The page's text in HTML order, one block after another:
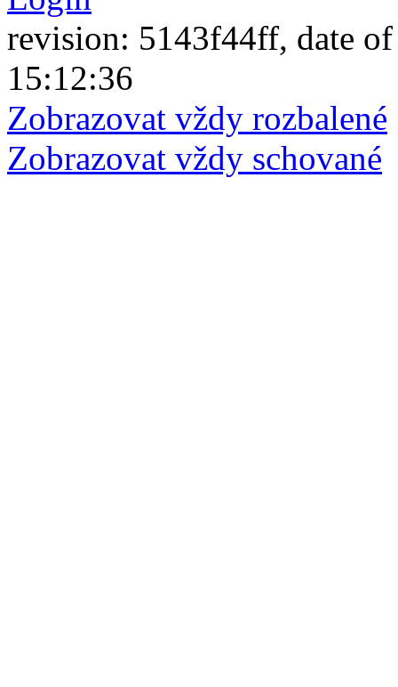
revision: 5143f44ff, date
15:12:36
Zobrazovat vždy rozbalené
Zobrazovat vždy schované